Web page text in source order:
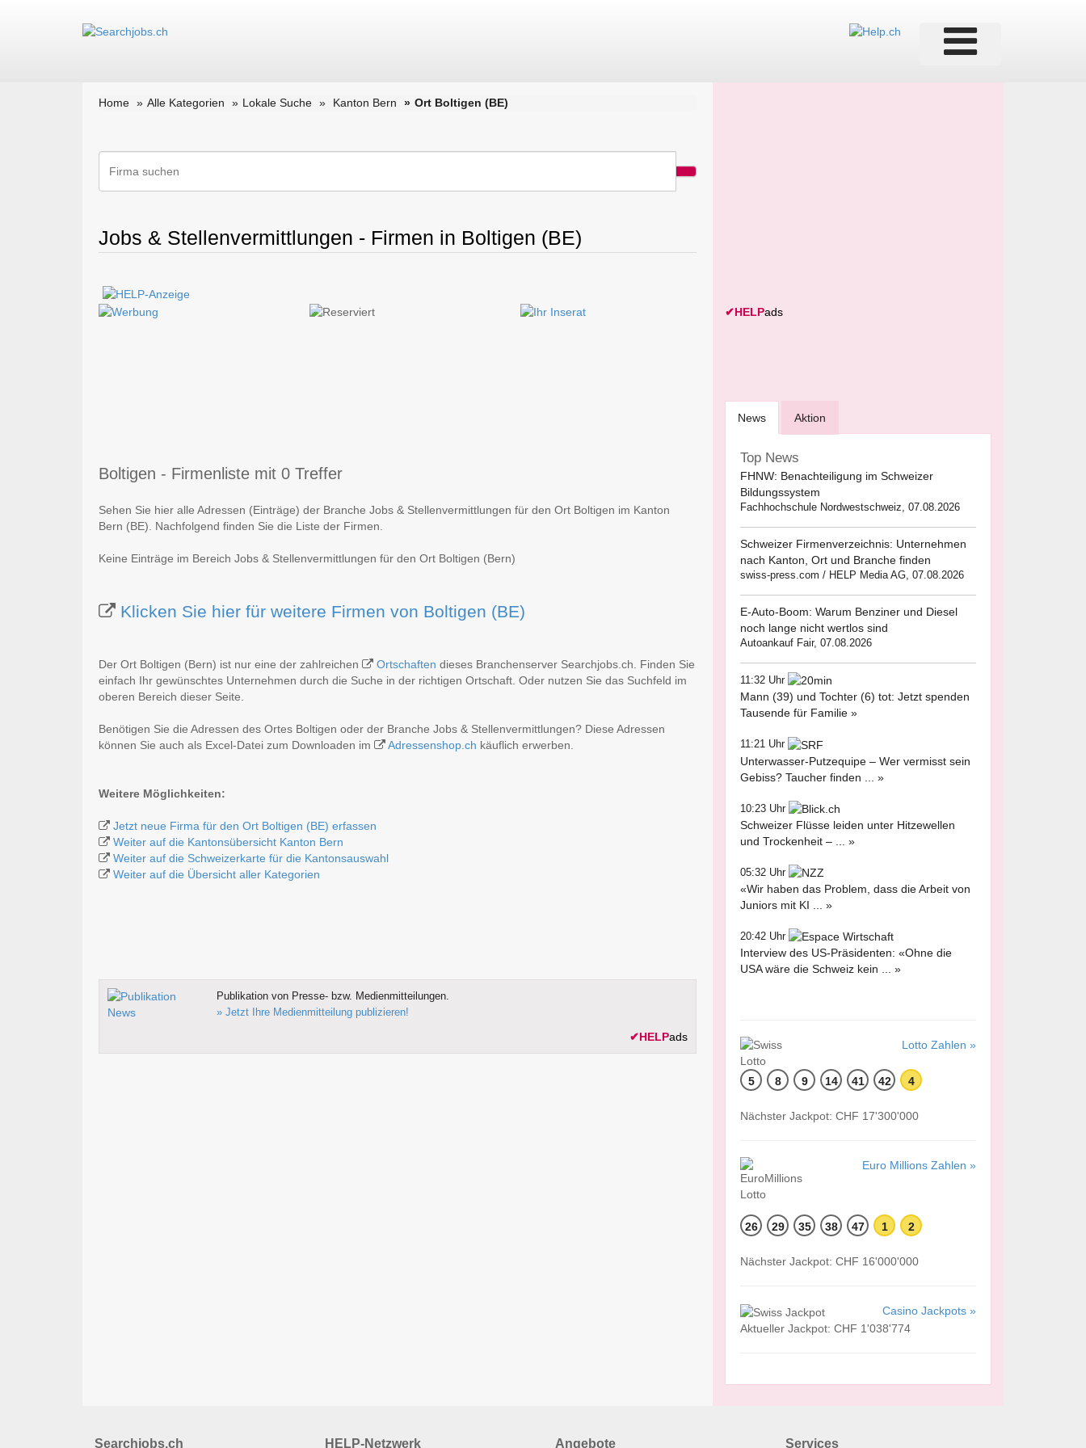
Home Alle Kategorien Lokale Suche Kanton Bern Ort Boltigen (BE)
Jobs & Stellenvermittlungen - Firmen in Boltigen (BE)
Boltigen - Firmenliste mit 0 Treffer
Sehen Sie hier alle Adressen (Einträge) der Branche Jobs & Stellenvermittlungen für den Ort Boltigen im Kanton
Bern (BE). Nachfolgend finden Sie die Liste der Firmen.
Keine Einträge im Bereich Jobs & Stellenvermittlungen für den Ort Boltigen (Bern)
Klicken Sie hier für weitere Firmen von Boltigen (BE)
Der Ort Boltigen (Bern) ist nur eine der zahlreichen Ortschaften dieses Branchenserver Searchjobs.ch. Finden Sie
einfach Ihr gewünschtes Unternehmen durch die Suche in der richtigen Ortschaft. Oder nutzen Sie das Suchfeld im
oberen Bereich dieser Seite.
Benötigen Sie die Adressen des Ortes Boltigen oder der Branche Jobs & Stellenvermittlungen? Diese Adressen
können Sie auch als Excel-Datei zum Downloaden im
Adressenshop.ch käuflich erwerben.
Weitere Möglichkeiten:
Jetzt neue Firma für den Ort Boltigen (BE) erfassen
Weiter auf die Kantonsübersicht Kanton Bern
Weiter auf die Schweizerkarte für die Kantonsauswahl
Weiter auf die Übersicht aller Kategorien
Publikation von Presse- bzw. Medienmitteilungen.
» Jetzt Ihre Medienmitteilung publizieren!
✔HELPads
✔HELPads
News Aktion
Top News
FHNW: Benachteiligung im Schweizer
Bildungssystem
Fachhochschule Nordwestschweiz, 07.08.2026
Schweizer Firmenverzeichnis: Unternehmen
nach Kanton, Ort und Branche finden
swiss-press.com / HELP Media AG, 07.08.2026
E-Auto-Boom: Warum Benziner und Diesel
noch lange nicht wertlos sind
Autoankauf Fair, 07.08.2026
11:32 Uhr
Mann (39) und Tochter (6) tot: Jetzt spenden
Tausende für Familie »
11:21 Uhr
Unterwasser-Putzequipe – Wer vermisst sein
Gebiss? Taucher finden ... »
10:23 Uhr
Schweizer Flüsse leiden unter Hitzewellen
und Trockenheit – ... »
05:32 Uhr
«Wir haben das Problem, dass die Arbeit von
Juniors mit KI ... »
20:42 Uhr
Interview des US-Präsidenten: «Ohne die
USA wäre die Schweiz kein ... »
Lotto Zahlen »
5 8 9 14 41 42 4
Nächster Jackpot: CHF 17'300'000
Euro Millions Zahlen »
26 29 35 38 47 1 2
Nächster Jackpot: CHF 16'000'000
Casino Jackpots »
Aktueller Jackpot: CHF 1'038'774
Searchjobs.ch HELP-Netzwerk Angebote Services